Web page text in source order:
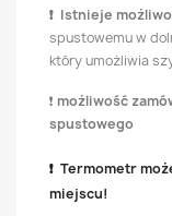
❗ Istnieje
spustowemu w
który umożliwia
❗ możliwość
spustowego
❗ Termometr
miejscu!